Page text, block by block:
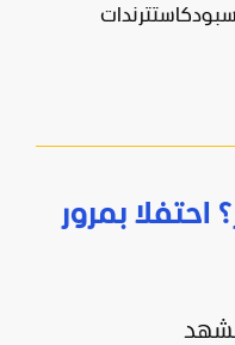
بودكاستترندات
بمرور